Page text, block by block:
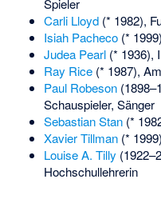
Spieler
Carli Lloyd(* 1982),
Isiah Pacheco(*
Judea Pearl(* 1936),
Ray Rice(* 1987),
Paul Robeson
Schauspieler, Sänger
Sebastian Stan(*
Xavier Tillman(*
Louise A. Tilly
Hochschullehrerin